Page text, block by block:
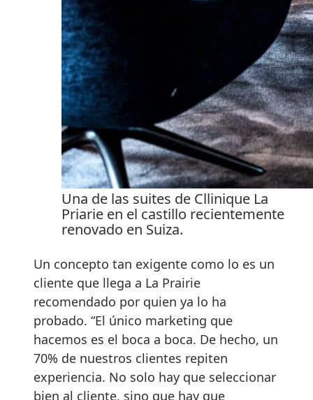
Una de las suites de Cllinique La
Priarie en el castillo recientemente
renovado en Suiza.
Un concepto tan exigente como lo es un
cliente que llega a La Prairie
recomendado por quien ya lo ha
probado. “El único marketing que
hacemos es el boca a boca. De hecho, un
70% de nuestros clientes repiten
experiencia. No solo hay que seleccionar
bien al cliente, sino que hay que